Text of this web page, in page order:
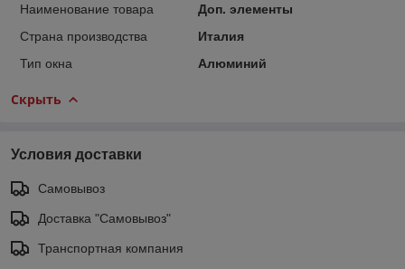
Наименование товара
Доп. элементы
Страна производства
Италия
Тип окна
Алюминий
Скрыть
Условия доставки
Самовывоз
Доставка "Самовывоз"
Транспортная компания